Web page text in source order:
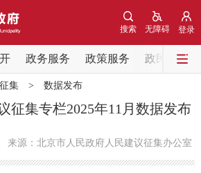
登录
无障碍
搜索
政务服务 政策服务 政民互动
国务院信息
集> 数据发布
征集专栏2025年11月数据发布
来源：北京市人民政府人民建议征集办公室